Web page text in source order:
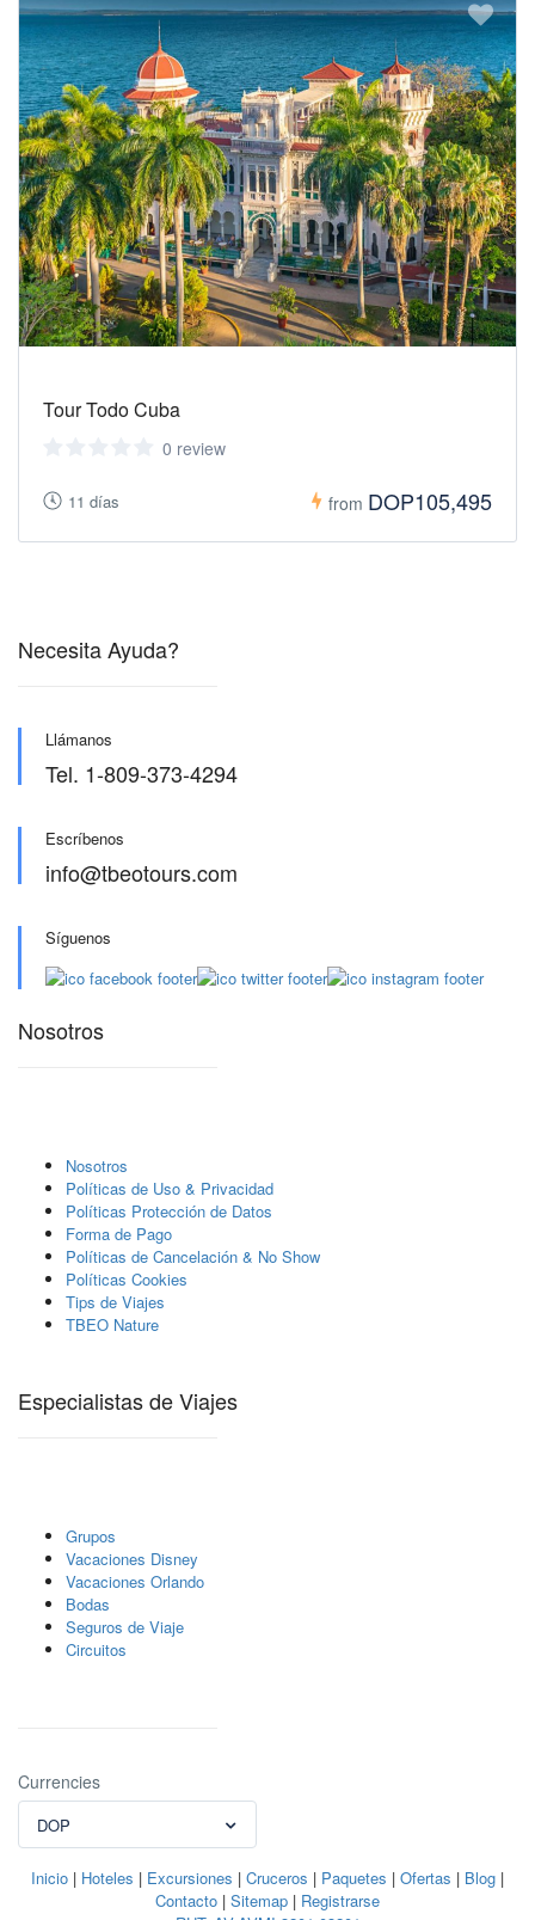
Tour Todo Cuba
0 review
11 días from DOP105,495
Necesita Ayuda?
Llámanos
Tel. 1-809-373-4294
Escríbenos
info@tbeotours.com
Síguenos
Nosotros
Nosotros
Polí­ticas de Uso & Privacidad
Polí­ticas Protección de Datos
Forma de Pago
Políticas de Cancelación & No Show
Políticas Cookies
Tips de Viajes
TBEO Nature
Especialistas de Viajes
Grupos
Vacaciones Disney
Vacaciones Orlando
Bodas
Seguros de Viaje
Circuitos
Currencies
DOP
Inicio | Hoteles | Excursiones | Cruceros | Paquetes | Ofertas | Blog |
Contacto | Sitemap | Registrarse